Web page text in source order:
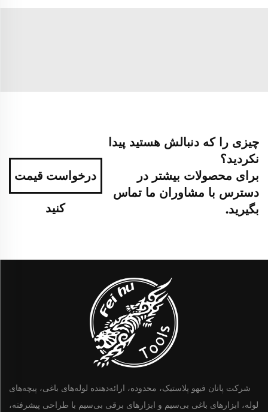
چیزی را که دنبالش هستید پیدا
نکردید؟
برای محصولات بیشتر در
دسترس با مشاوران ما تماس
بگیرید.
درخواست قیمت
کنید
شرکت پانان فیهو پلاستیک، محدوده، ارائه‌دهنده لوله‌های باغی، پیچه‌های
لوله، ابزارهای باغی بی‌سیم و ابزارهای برقی بی‌سیم با طراحی پیشرفته،